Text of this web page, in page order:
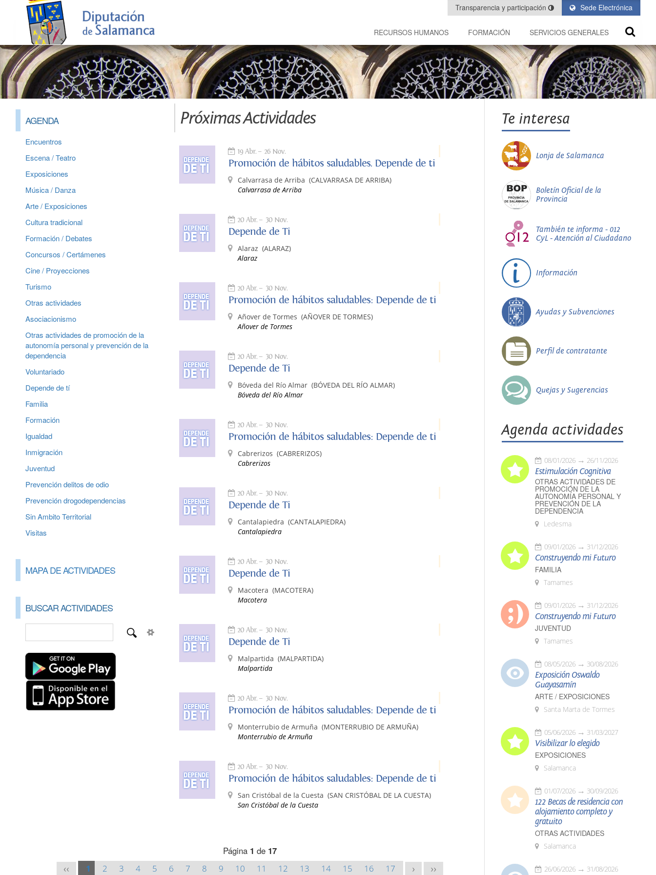
Sede Electrónica
Transparencia y participación
RECURSOS HUMANOS FORMACIÓN SERVICIOS GENERALES
AGENDA
Encuentros
Escena / Teatro
Exposiciones
Música / Danza
Arte / Exposiciones
Cultura tradicional
Formación / Debates
Concursos / Certámenes
Cine / Proyecciones
Turismo
Otras actividades
Asociacionismo
Otras actividades de promoción de la
autonomía personal y prevención de la
dependencia
Voluntariado
Depende de tí
Familia
Formación
Igualdad
Inmigración
Juventud
Prevención delitos de odio
Prevención drogodependencias
Sin Ambito Territorial
Visitas
MAPA DE ACTIVIDADES
BUSCAR ACTIVIDADES
Próximas Actividades
19 Abr. 26 Nov.
Promoción de hábitos saludables. Depende de ti
Calvarrasa de Arriba (CALVARRASA DE ARRIBA)
Calvarrasa de Arriba
20 Abr. 30 Nov.
Depende de Ti
Alaraz (ALARAZ)
Alaraz
20 Abr. 30 Nov.
Promoción de hábitos saludables: Depende de ti
Añover de Tormes (AÑOVER DE TORMES)
Añover de Tormes
20 Abr. 30 Nov.
Depende de Ti
Bóveda del Río Almar (BÓVEDA DEL RÍO ALMAR)
Bóveda del Río Almar
20 Abr. 30 Nov.
Promoción de hábitos saludables: Depende de ti
Cabrerizos (CABRERIZOS)
Cabrerizos
20 Abr. 30 Nov.
Depende de Ti
Cantalapiedra (CANTALAPIEDRA)
Cantalapiedra
20 Abr. 30 Nov.
Depende de Ti
Macotera (MACOTERA)
Macotera
20 Abr. 30 Nov.
Depende de Ti
Malpartida (MALPARTIDA)
Malpartida
20 Abr. 30 Nov.
Promoción de hábitos saludables: Depende de ti
Monterrubio de Armuña (MONTERRUBIO DE ARMUÑA)
Monterrubio de Armuña
20 Abr. 30 Nov.
Promoción de hábitos saludables: Depende de ti
San Cristóbal de la Cuesta (SAN CRISTÓBAL DE LA CUESTA)
San Cristóbal de la Cuesta
Página 1 de 17
<< 1 2 3 4 5 6 7 8 9 10 11 12 13 14 15 16 17 > >>
Te interesa
Lonja de Salamanca
Boletín Oficial de la
Provincia
También te informa - 012
CyL - Atención al Ciudadano
Información
Ayudas y Subvenciones
Perfil de contratante
Quejas y Sugerencias
Agenda actividades
08/01/2026 26/11/2026
Estimulación Cognitiva
OTRAS ACTIVIDADES DE
PROMOCIÓN DE LA
AUTONOMÍA PERSONAL Y
PREVENCIÓN DE LA
DEPENDENCIA
Ledesma
09/01/2026 31/12/2026
Construyendo mi Futuro
FAMILIA
Tamames
09/01/2026 31/12/2026
Construyendo mi Futuro
JUVENTUD
Tamames
08/05/2026 30/08/2026
Exposición Oswaldo
Guayasamín
ARTE / EXPOSICIONES
Santa Marta de Tormes
05/06/2026 31/03/2027
Visibilizar lo elegido
EXPOSICIONES
Salamanca
01/07/2026 30/09/2026
122 Becas de residencia con
alojamiento completo y
gratuito
OTRAS ACTIVIDADES
Salamanca
26/06/2026 31/08/2026